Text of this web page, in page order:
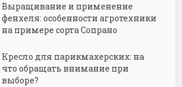
Выращивание и применение
фенхеля: особенности агротехники
на примере сорта Сопрано
Кресло для парикмахерских: на
что обращать внимание при
выборе?